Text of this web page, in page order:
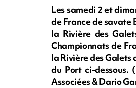
Les samedi 2 et
de France de savate
la Rivière des
Championnats de
la Rivière des Galets
du Port ci-dessous.
Associées & Dario